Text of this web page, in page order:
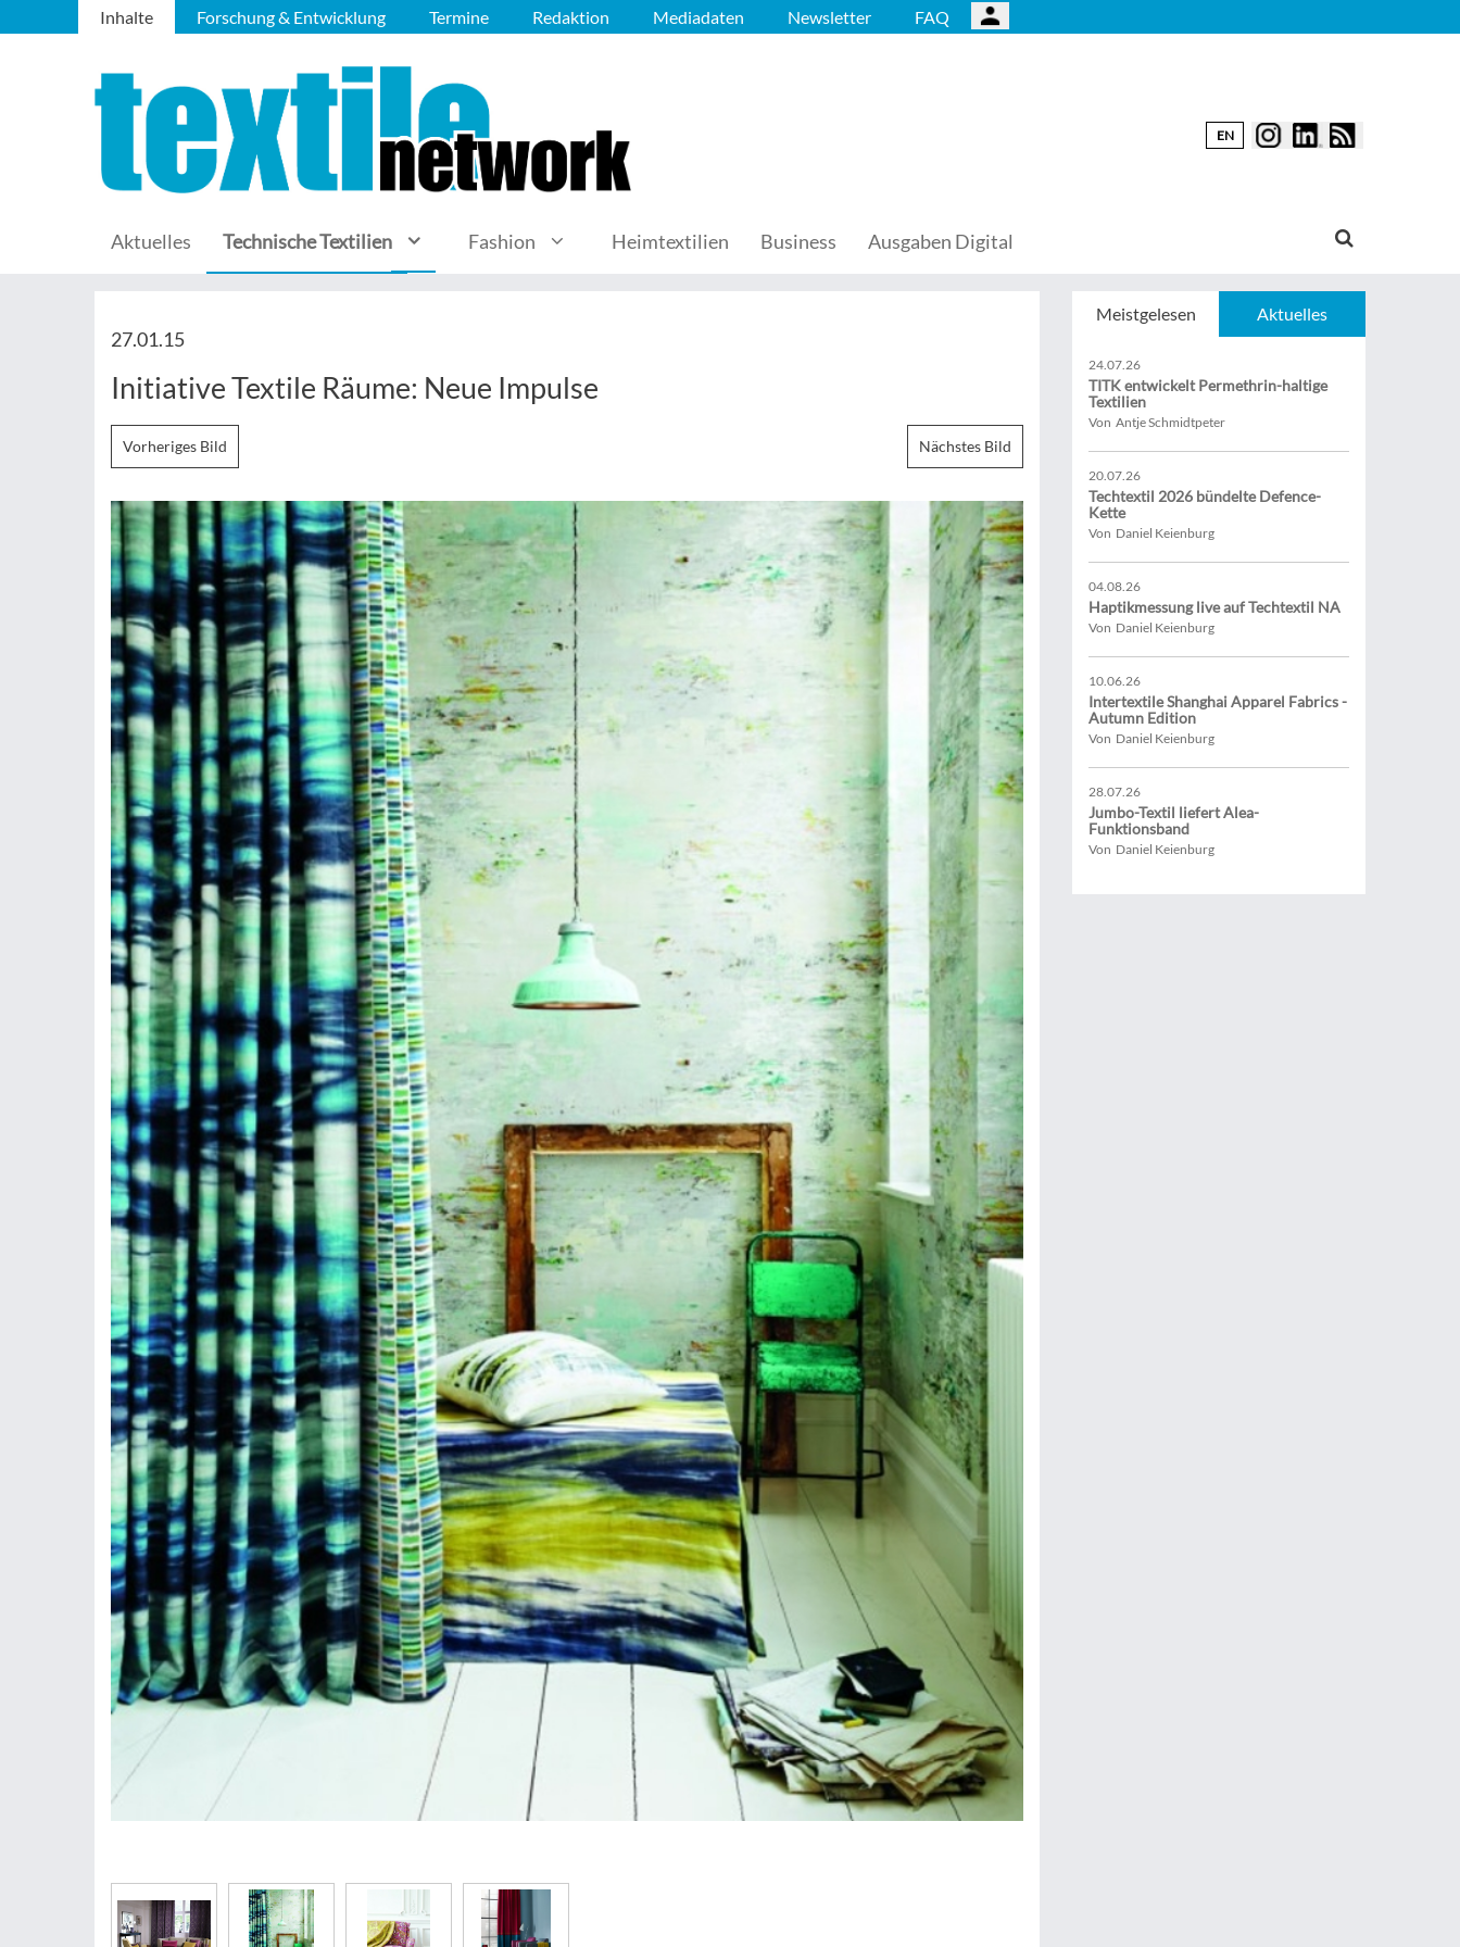
Inhalte Forschung & Entwicklung Termine Redaktion Mediadaten Newsletter FAQ
EN
Aktuelles Technische Textilien Fashion Heimtextilien Business Ausgaben Digital
27.01.15
Initiative Textile Räume: Neue Impulse
Vorheriges Bild Nächstes Bild
Meistgelesen Aktuelles
24.07.26
TITK entwickelt Permethrin-haltige
Textilien
Von Antje Schmidtpeter
20.07.26
Techtextil 2026 bündelte Defence-
Kette
Von Daniel Keienburg
04.08.26
Haptikmessung live auf Techtextil NA
Von Daniel Keienburg
10.06.26
Intertextile Shanghai Apparel Fabrics -
Autumn Edition
Von Daniel Keienburg
28.07.26
Jumbo-Textil liefert Alea-
Funktionsband
Von Daniel Keienburg